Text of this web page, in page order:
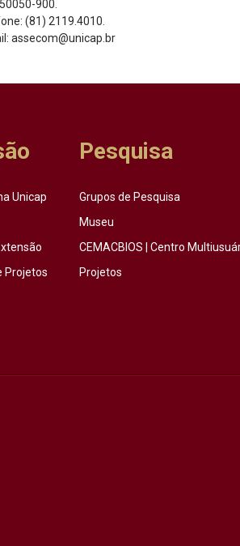
900.
(81) 2119.4010.
assecom@unicap.br
Unicap
Projetos
Pesquisa
Grupos de Pesquisa
Museu
CEMACBIOS | Centro
Projetos